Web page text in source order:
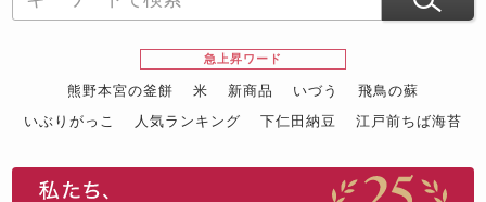
急上昇ワード
熊野本宮の釜餅 米 新商品 いづう
飛鳥の蘇
いぶりがっこ
人気ランキング 下仁田納豆
江戸前ちば海苔